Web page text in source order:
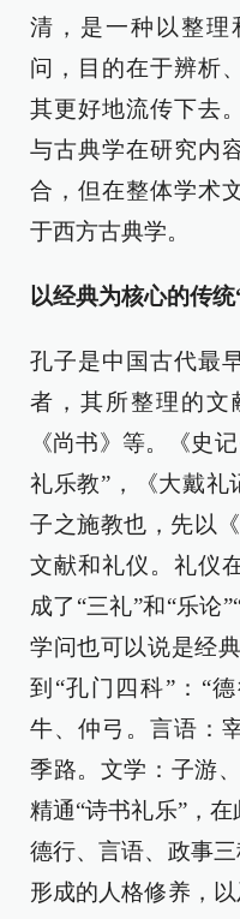
清，是一种以整理
问，目的在于辨析
其更好地流传下去
与古典学在研究内
合，但在整体学术
于西方古典学。
以经典为核心的传
孔子是中国古代最
者，其所整理的文
《尚书》等。《史
礼乐教”，《大戴礼
子之施教也，先以
文献和礼仪。礼仪
成了“三礼”和“乐论
学问也可以说是经
到“孔门四科”：“
牛、仲弓。言语：
季路。文学：子游
精通“诗书礼乐”，
德行、言语、政事
形成的人格修养，